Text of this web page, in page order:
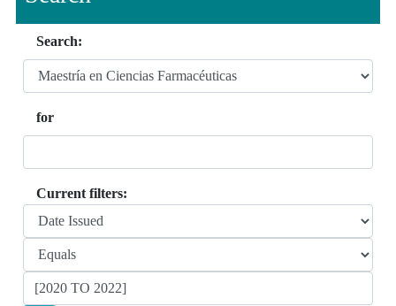
Search:
for
Current filters: